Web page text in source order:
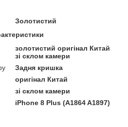
Золотистий
золотистий оригінал Китай
зі склом камери
Задня кришка
оригінал Китай
зі склом камери
iPhone 8 Plus (A1864 A1897)